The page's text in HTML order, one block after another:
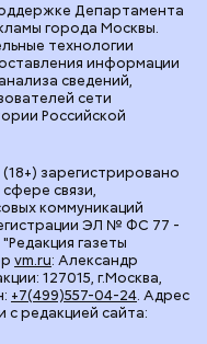
зарегистрировано
связи,
коммуникаций
ЭЛ № ФС 77 -
газеты
vm.ru: Александр
127015, г.Москва,
+7(499)557-04-24. Адрес
с редакцией сайта:
Департамента
города Москвы.
технологии
информации
сведений,
сети
Российской